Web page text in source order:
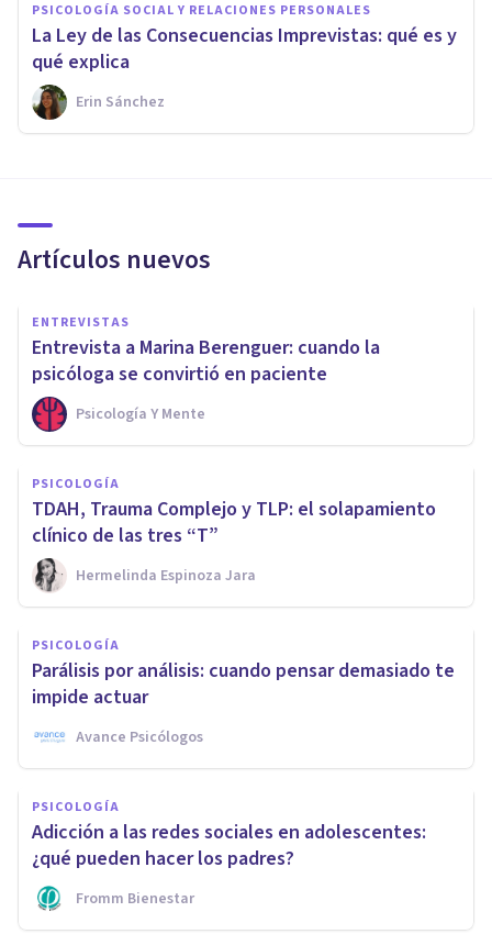
PSICOLOGÍA SOCIAL Y RELACIONES PERSONALES
La Ley de las Consecuencias Imprevistas: qué es y
qué explica
Erin Sánchez
Artículos nuevos
ENTREVISTAS
Entrevista a Marina Berenguer: cuando la
psicóloga se convirtió en paciente
Psicología Y Mente
PSICOLOGÍA
TDAH, Trauma Complejo y TLP: el solapamiento
clínico de las tres “T”
Hermelinda Espinoza Jara
PSICOLOGÍA
Parálisis por análisis: cuando pensar demasiado te
impide actuar
Avance Psicólogos
PSICOLOGÍA
Adicción a las redes sociales en adolescentes:
¿qué pueden hacer los padres?
Fromm Bienestar